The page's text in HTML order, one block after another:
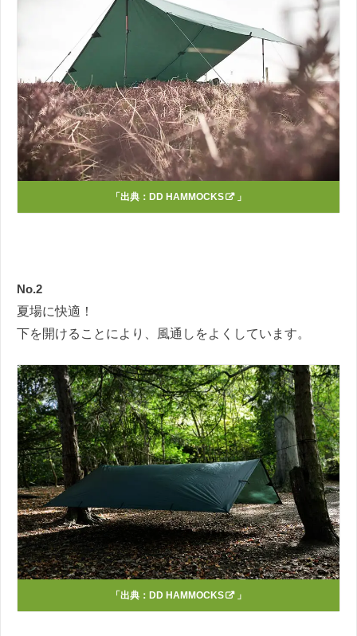
「出典：DD HAMMOCKS 」
No.2
夏場に快適！
下を開けることにより、風通しをよくしています。
「出典： DD HAMMOCKS 」